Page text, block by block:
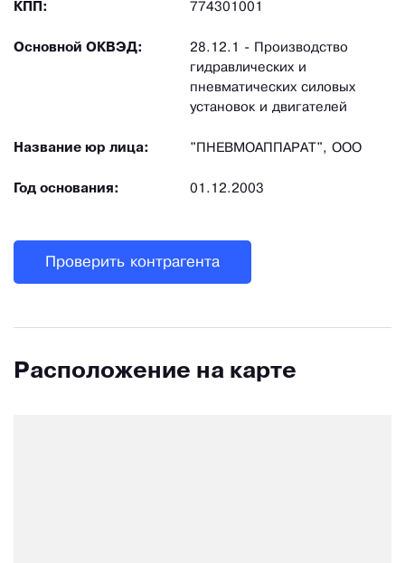
КПП: 774301001
Основной ОКВЭД:
28.12.1 - Производство
гидравлических и
пневматических силовых
установок и двигателей
Название юр лица: "ПНЕВМОАППАРАТ", ООО
Год основания: 01.12.2003
Проверить контрагента
Расположение на карте